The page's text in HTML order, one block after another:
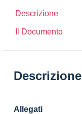
Descrizione
Il Documento
Descrizione
Allegati